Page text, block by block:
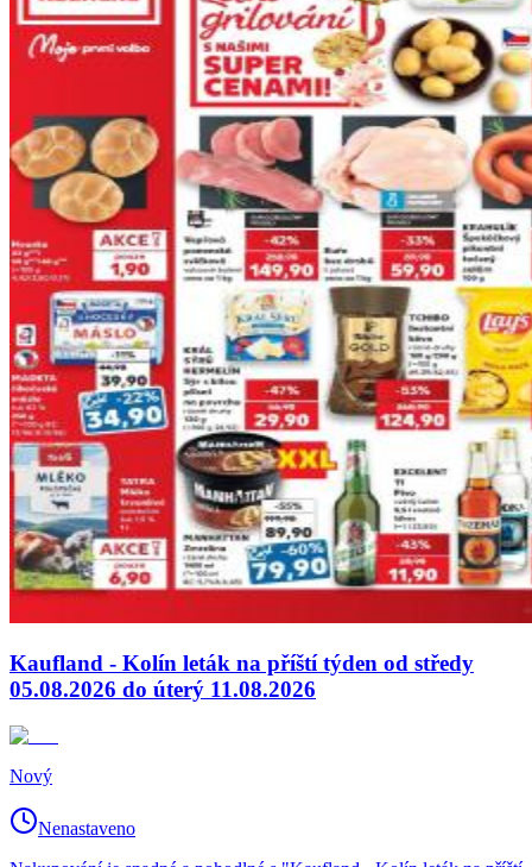
Kaufland - Kolín leták na příští týden od středy
05.08.2026 do úterý 11.08.2026
Nový
Nenastaveno